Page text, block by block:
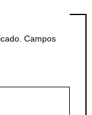
Campos